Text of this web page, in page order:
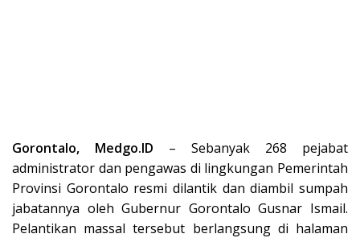
Gorontalo, Medgo.ID – Sebanyak 268 pejabat
administrator dan pengawas di lingkungan Pemerintah
Provinsi Gorontalo resmi dilantik dan diambil sumpah
jabatannya oleh Gubernur Gorontalo Gusnar Ismail.
Pelantikan massal tersebut berlangsung di halaman